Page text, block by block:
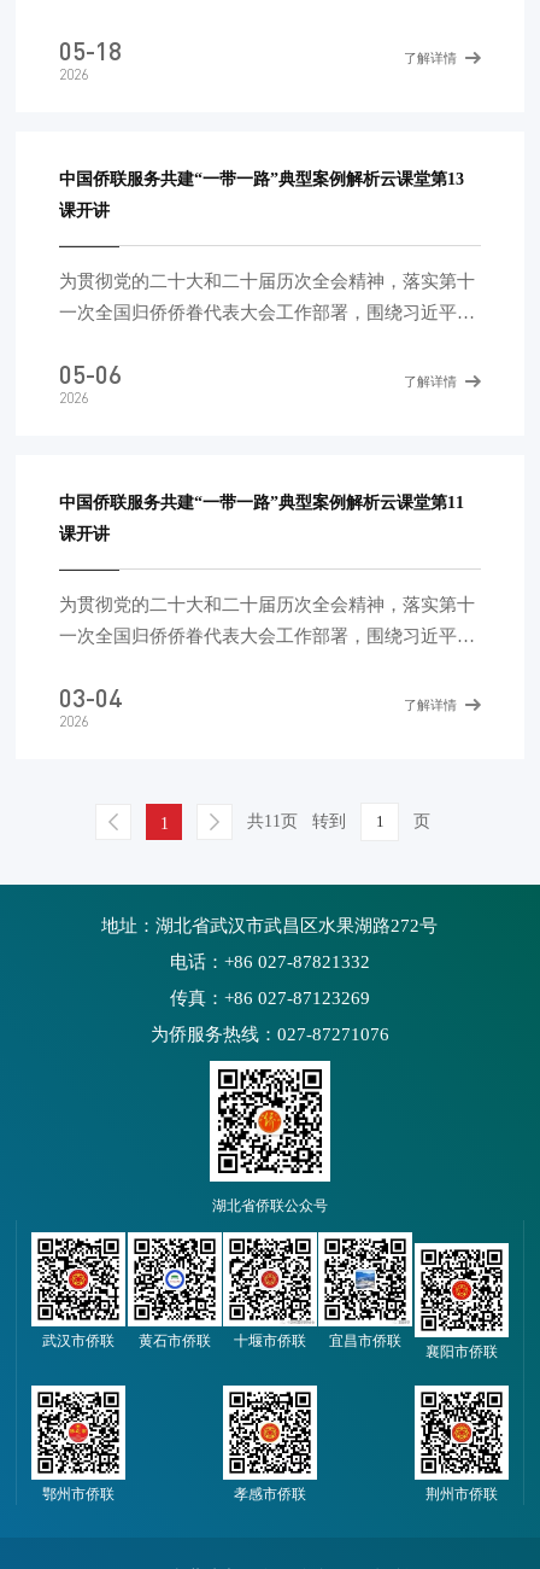
会上的讲话精神，开展中国公民、中资机构海外风险
应对法律宣传，切实为中国公民和企业在共建“一带
说环境 话安全”法治宣讲活动。活动由中国侨联主
办，中国侨联法顾委、中国侨商会协办，中国中小企
到全国工商
05-18
2026
了解详情
中国侨联服务共建“一带一路”典型案例解析云课堂第13
课开讲
为贯彻党的二十大和二十届历次全会精神，落实第十
一次全国归侨侨眷代表大会工作部署，围绕习近平总
神，进一步做好法律服务工作，帮助广大中资企业更
好应对“走出去”风险挑战，中国侨联于2025年3月隆
业“出海”行稳致远。今天发布云课堂第13课《债权人
05-06
2026
了解详情
中国侨联服务共建“一带一路”典型案例解析云课堂第11
课开讲
为贯彻党的二十大和二十届历次全会精神，落实第十
一次全国归侨侨眷代表大会工作部署，围绕习近平总
神，进一步做好法律服务工作，帮助广大中资企业更
好应对“走出去”风险挑战，中国侨联于2025年3月隆
海”行稳致远。今天发布云课堂第11课《如何选择境
发
03-04
2026
了解详情
1 共11页 转到 页
地址：湖北省武汉市武昌区水果湖路272号
电话：+86 027-87821332
传真：+86 027-87123269
为侨服务热线：027-87271076
湖北省侨联公众号
武汉市侨联 黄石市侨联 十堰市侨联 宜昌市侨联
襄阳市侨联
鄂州市侨联 孝感市侨联 荆州市侨联